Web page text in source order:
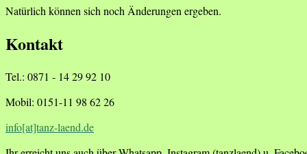
Natürlich können sich noch Änderungen ergeben.
Kontakt
Tel.: 0871 - 14 29 92 10
Mobil: 0151-11 98 62 26
info[at]tanz-laend.de